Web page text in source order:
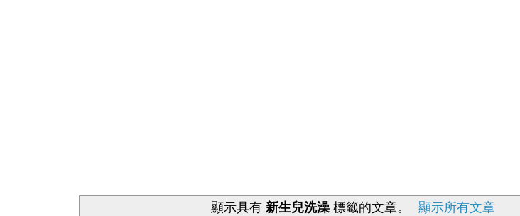
顯示具有 新生兒洗澡標籤的文章。 顯示所有文章